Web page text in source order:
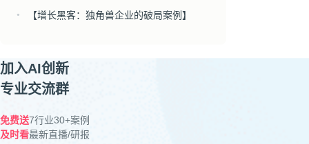
● 【增长黑客：独角兽企业的破局案例】
加入AI创新
专业交流群
免费送7行业30+案例
及时看最新直播/研报